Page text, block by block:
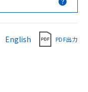
English PDF出力